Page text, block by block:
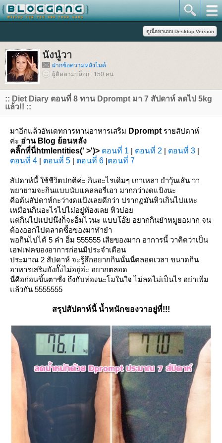
นังนู๋วา
ฝากข้อความหลังไมค์
ผู้ติดตามบล็อก : 150 คน
:: Diet Diary ตอนที่ 8 ทาน Dprompt มา 7 สัปดาห์ ลดไป 5kg
ล้ว!! ::
มาอีกแล้วอัพเดทการทานอาหารเสริม Dprompt รายสัปดาห์
ค่ะ อ่าน Blog ย้อนหลัง
คลิ๊กที่นี่htmlentities(' >')> ตอนที่ 1 | ตอนที่ 2 | ตอนที่ 3 |
ตอนที่ 4 | ตอนที่ 5 | ตอนที่ 6 |ตอนที่ 7
สัปดาห์นี้ ใช้ชีวิตปกติค่ะ กินอะไรเดิมๆ เกาเหลา ยำวุ้นเส้น วา
พยายามจะกินแบบนับแคลลอรี่เอา มากกว่างดแป้งนะ
คือต้นสัปดาห์กะว่างดแป้งเลยดีกว่า ปรากฏมันหิวเกินไปแหะ
เหมือนกินอะไรไปไม่อยู่ท้องเลย หิวบ่อ
ต่กินไปแปปนึงก็จะอิ่มไวนะ แบบโอ๊ย อยากกินยำหมูยอมาก จน
ต้องออกไปตลาดซื้อของมาทำยำ
พอกินไปได้ 5 คำ อิ่ม 555555 เสียของมาก อาการนี้ วาคิดว่าเป็น
เอฟเฟคของอาการก่อนมีประจำเดือน
ประมาณ 2 สัปดาห์ จะรู้สึกอยากกินนั่นนี่ตลอดเวลา ขนาดกิน
อาหารเสริมยังยั๊งไม่อยู่อ่ะ อยากตลอด
นี่คือก่อนขึ้นตาชั่ง ถึงกับท่องนะโมในใจ ไม่ลดไม่เป็นไร อย่าเพิ่ม
ล้วกัน 5555555
สรุปสัปดาห์นี้ น้ำหนักของวาอยู่ที่!!!